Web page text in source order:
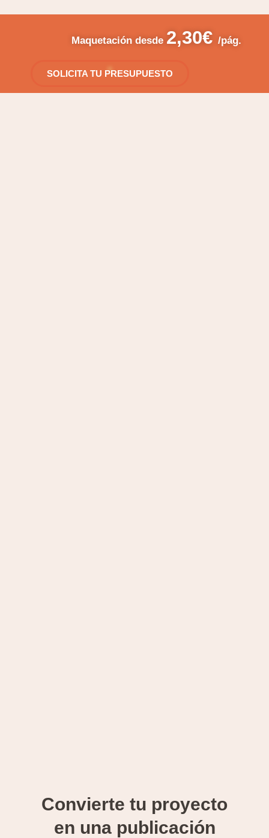
Maquetación desde 2,30€ /pág.
SOLICITA TU PRESUPUESTO
Convierte tu proyecto
en una publicación